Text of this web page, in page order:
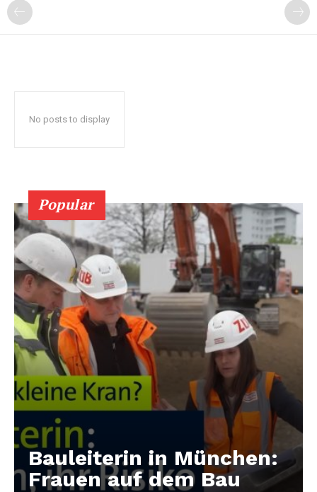
No posts to display
Popular
Bauleiterin in München:
Frauen auf dem Bau